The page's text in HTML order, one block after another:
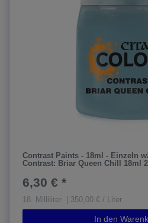
Contrast Paints - 18ml - Einzeln
Contrast: Briar Queen Chill 18ml
6,30 € *
18 Milliliter | 350,00 € / Liter
In den